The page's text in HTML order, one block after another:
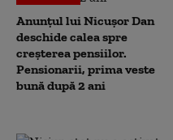
Anunțul lui Nicușor Dan
deschide calea spre
creșterea pensiilor.
Pensionarii, prima veste
bună după 2 ani